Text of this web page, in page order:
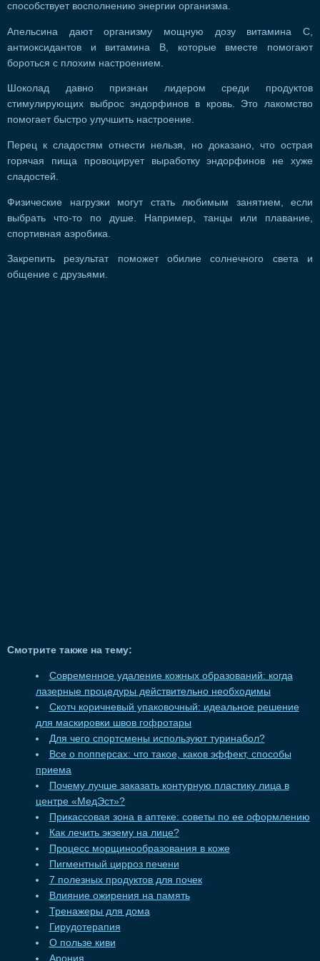
способствует восполнению энергии организма.
Апельсина дают организму мощную дозу витамина С,
антиоксидантов и витамина В, которые вместе помогают
бороться с плохим настроением.
Шоколад давно признан лидером среди продуктов
стимулирующих выброс эндорфинов в кровь. Это лакомство
помогает быстро улучшить настроение.
Перец к сладостям отнести нельзя, но доказано, что острая
горячая пища провоцирует выработку эндорфинов не хуже
сладостей.
Физические нагрузки могут стать любимым занятием, если
выбрать что-то по душе. Например, танцы или плавание,
спортивная аэробика.
Закрепить результат поможет обилие солнечного света и
общение с друзьями.
Смотрите также на тему:
Современное удаление кожных образований: когда
лазерные процедуры действительно необходимы
Скотч коричневый упаковочный: идеальное решение
для маскировки швов гофротары
Для чего спортсмены используют туринабол?
Все о попперсах: что такое, каков эффект, способы
приема
Почему лучше заказать контурную пластику лица в
центре «МедЭст»?
Прикассовая зона в аптеке: советы по ее оформлению
Как лечить экзему на лице?
Процесс морщинообразования в коже
Пигментный цирроз печени
7 полезных продуктов для почек
Влияние ожирения на память
Тренажеры для дома
Гирудотерапия
О пользе киви
Арония